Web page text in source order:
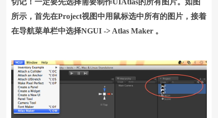
所示，首先在Project视图中用鼠标选中所有的图片，接着
在导航菜单栏中选择NGUI -> Atlas Maker 。